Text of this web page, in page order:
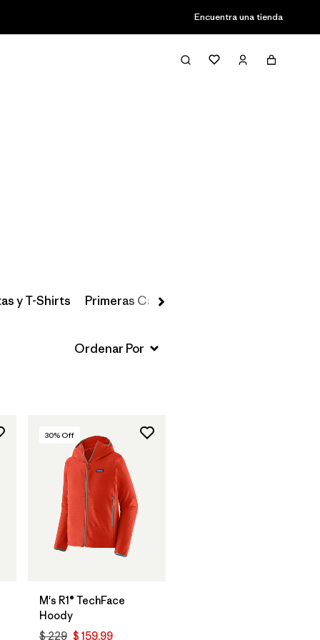
Encuentra una tienda
Filter & Sort
y T-Shirts Primeras Capas, Calcetines y Ropa
30% Off
M's R1® TechFace
Hoody
$ 229 $ 159,99